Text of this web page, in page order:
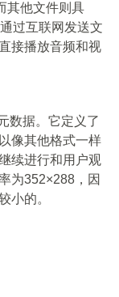
其他文件则具
过互联网发送文
接播放音频和视
数据。它定义了
像其他格式一样
续进行和用户观
为352×288，因
小的。